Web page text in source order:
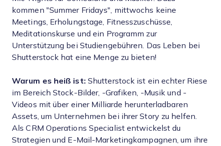
kommen "Summer Fridays", mittwochs keine
Meetings, Erholungstage, Fitnesszuschüsse,
Meditationskurse und ein Programm zur
Unterstützung bei Studiengebühren. Das Leben bei
Shutterstock hat eine Menge zu bieten!
Warum es heiß ist: Shutterstock ist ein echter Riese
im Bereich Stock-Bilder, -Grafiken, -Musik und -
Videos mit über einer Milliarde herunterladbaren
Assets, um Unternehmen bei ihrer Story zu helfen.
Als CRM Operations Specialist entwickelst du
Strategien und E-Mail-Marketingkampagnen, um ihre